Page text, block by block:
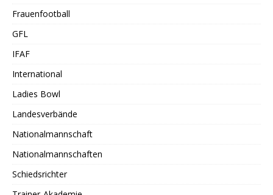
Frauenfootball
GFL
IFAF
International
Ladies Bowl
Landesverbände
Nationalmannschaft
Nationalmannschaften
Schiedsrichter